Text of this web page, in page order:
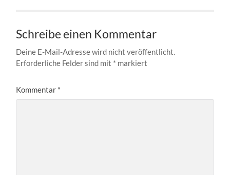
Schreibe einen Kommentar
Deine E-Mail-Adresse wird nicht veröffentlicht.
Erforderliche Felder sind mit * markiert
Kommentar *